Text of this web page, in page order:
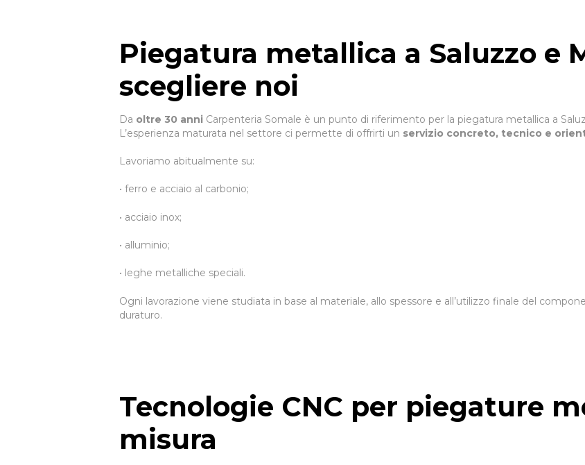
Piegatura metallica a Saluzzo e
scegliere noi
Da oltre 30 anni Carpenteria Somale è un punto di riferimento per la piegatura metallica a
L’esperienza maturata nel settore ci permette di offrirti un servizio concreto, tecnico e
Lavoriamo abitualmente su:
• ferro e acciaio al carbonio;
• acciaio inox;
• alluminio;
• leghe metalliche speciali.
Ogni lavorazione viene studiata in base al materiale, allo spessore e all’utilizzo finale del
duraturo.
Tecnologie CNC per piegature
misura